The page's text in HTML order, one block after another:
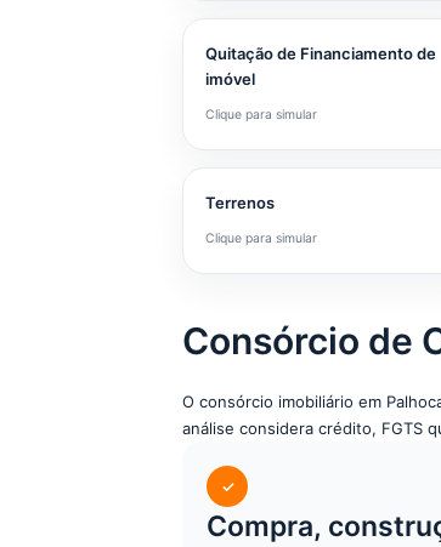
Quitação de Financiamento de
imóvel
Clique para simular
Terrenos
Clique para simular
Consórcio de
O consórcio imobiliário em
análise considera crédito, FGTS
✓
Compra,